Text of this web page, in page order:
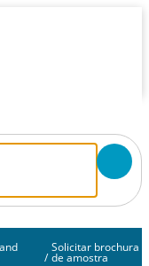
/
Solicitar brochura
de amostra